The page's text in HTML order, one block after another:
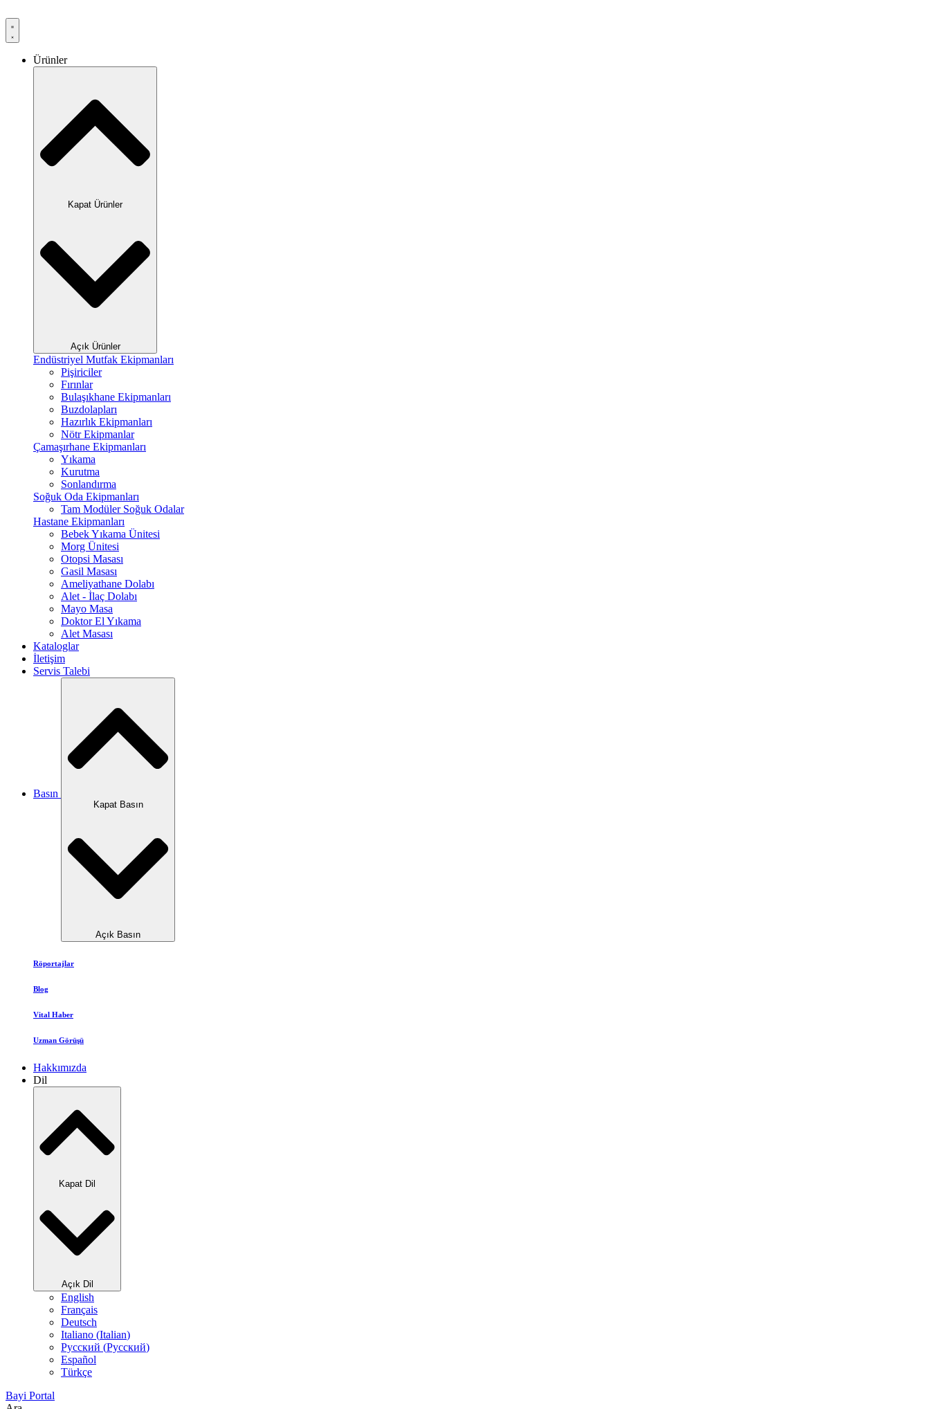
Ürünler
Kapat Ürünler
Açık Ürünler
Endüstriyel Mutfak Ekipmanları
Pişiriciler
Fırınlar
Bulaşıkhane Ekipmanları
Buzdolapları
Hazırlık Ekipmanları
Nötr Ekipmanlar
Çamaşırhane Ekipmanları
Yıkama
Kurutma
Sonlandırma
Soğuk Oda Ekipmanları
Tam Modüler Soğuk Odalar
Hastane Ekipmanları
Bebek Yıkama Ünitesi
Morg Ünitesi
Otopsi Masası
Gasil Masası
Ameliyathane Dolabı
Alet - İlaç Dolabı
Mayo Masa
Doktor El Yıkama
Alet Masası
Kataloglar
İletişim
Servis Talebi
Basın
Kapat Basın
Açık Basın
Röportajlar
Blog
Vital Haber
Uzman Görüşü
Hakkımızda
Dil
Kapat Dil
Açık Dil
English
Français
Deutsch
Italiano (Italian)
Русский (Pусский)
Español
Türkçe
Bayi Portal